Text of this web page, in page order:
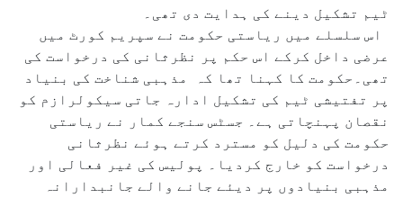
ٹیم تشکیل دینے کی ہدایت دی تھی۔
اس سلسلے میں ریاستی حکومت نے سپریم کورٹ میں
عرضی داخل کرکے اس حکم پر نظرثانی کی درخواست کی
تھی۔حکومت کا کہنا تھا کہ مذہبی شناخت کی بنیاد
پر تفتیشی ٹیم کی تشکیل ادارہ جاتی سیکولرازم کو
نقصان پہنچاتی ہے۔ جسٹس سنجے کمار نے ریاستی
حکومت کی دلیل کو مسترد کرتے ہوئے نظرثانی
درخواست کو خارج کردیا۔ پولیس کی غیر فعالی اور
مذہبی بنیادوں پر دیئے جانے والے جانبدارانہ